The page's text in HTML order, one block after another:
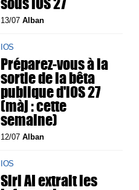
13/07Alban
IOS
Préparez-vous à la
sortie de la bêta
publique d'iOS 27
(màj : cette
semaine)
12/07Alban
IOS
Siri AI extrait les